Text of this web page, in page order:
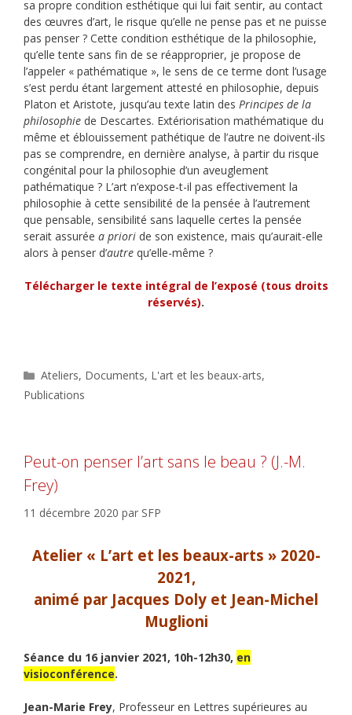
sa propre condition esthétique qui lui fait sentir, au contact
des œuvres d’art, le risque qu’elle ne pense pas et ne puisse
pas penser ? Cette condition esthétique de la philosophie,
qu’elle tente sans fin de se réapproprier, je propose de
l’appeler « pathématique », le sens de ce terme dont l’usage
s’est perdu étant largement attesté en philosophie, depuis
Platon et Aristote, jusqu’au texte latin des Principes de la
philosophie de Descartes. Extériorisation mathématique du
même et éblouissement pathétique de l’autre ne doivent-ils
pas se comprendre, en dernière analyse, à partir du risque
congénital pour la philosophie d’un aveuglement
pathématique ? L’art n’expose-t-il pas effectivement la
philosophie à cette sensibilité de la pensée à l’autrement
que pensable, sensibilité sans laquelle certes la pensée
serait assurée a priori de son existence, mais qu’aurait-elle
alors à penser d’autre qu’elle-même ?
Télécharger le texte intégral de l’exposé (tous droits
réservés).
Catégories
Ateliers, Documents, L'art et les beaux-arts,
Publications
Peut-on penser l’art sans le beau ? (J.-M.
Frey)
11 décembre 2020 par SFP
Atelier « L’art et les beaux-arts » 2020-
2021,
animé par Jacques Doly et Jean-Michel
Muglioni
Séance du 16 janvier 2021, 10h-12h30, en
visioconférence.
Jean-Marie Frey, Professeur en Lettres supérieures au